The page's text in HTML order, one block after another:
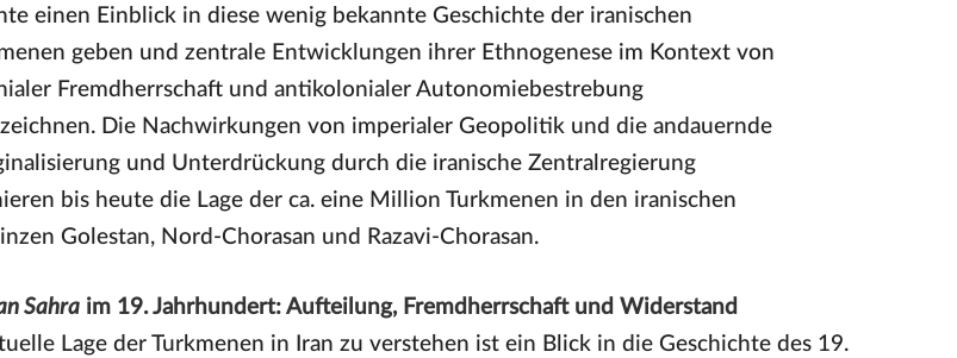
einen Einblick in diese wenig bekannte Geschichte der iranischen
geben und zentrale Entwicklungen ihrer Ethnogenese im Kontext von
Fremdherrschaft und antikolonialer Autonomiebestrebung
Die Nachwirkungen von imperialer Geopolitik und die andauernde
und Unterdrückung durch die iranische Zentralregierung
bis heute die Lage der ca. eine Million Turkmenen in den iranischen
Golestan, Nord-Chorasan und Razavi-Chorasan.
Sahra im 19. Jahrhundert: Aufteilung, Fremdherrschaft und Widerstand
Lage der Turkmenen in Iran zu verstehen ist ein Blick in die Geschichte des 19.